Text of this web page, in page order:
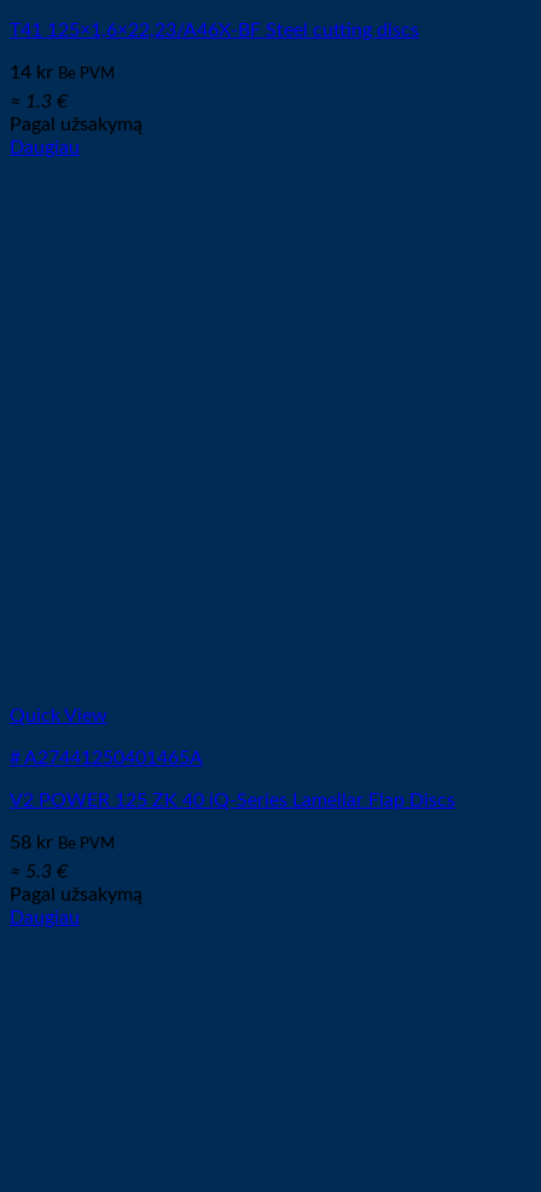
T41 125×1,6×22,23/A46X-BF Steel cutting discs
14 kr Be PVM
≈ 1.3 €
Pagal užsakymą
Daugiau
Quick View
# A27441250401465A
V2 POWER 125 ZK 40 iQ-Series Lamellar Flap Discs
58 kr Be PVM
≈ 5.3 €
Pagal užsakymą
Daugiau